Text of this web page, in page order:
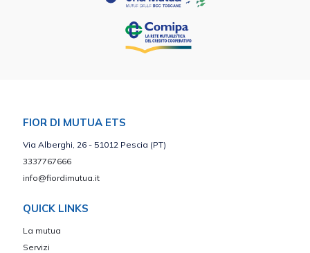
FIOR DI MUTUA ETS
Via Alberghi, 26 - 51012 Pescia (PT)
3337767666
info@fiordimutua.it
QUICK LINKS
La mutua
Servizi